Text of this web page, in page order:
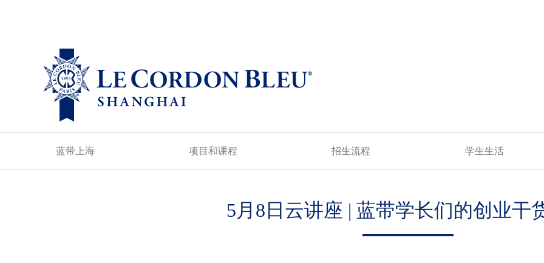
蓝带上海 项目和课程 招生流程 学生生活
5月8日云讲座 | 蓝带学长们的创业干